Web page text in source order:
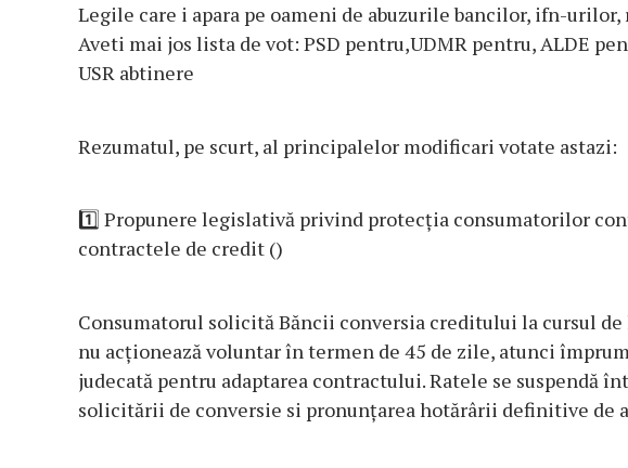
Legile care i apara pe oameni de abuzurile bancilor, ifn-
Aveti mai jos lista de vot: PSD pentru,UDMR pentru, ALDE
USR abtinere
Rezumatul, pe scurt, al principalelor modificari votate astazi:
1️⃣ Propunere legislativă privind protecția consumatorilor
contractele de credit ()
Consumatorul solicită Băncii conversia creditului la cursul de
nu acționează voluntar în termen de 45 de zile, atunci
judecată pentru adaptarea contractului. Ratele se suspendă
solicitării de conversie si pronunțarea hotărârii definitive de